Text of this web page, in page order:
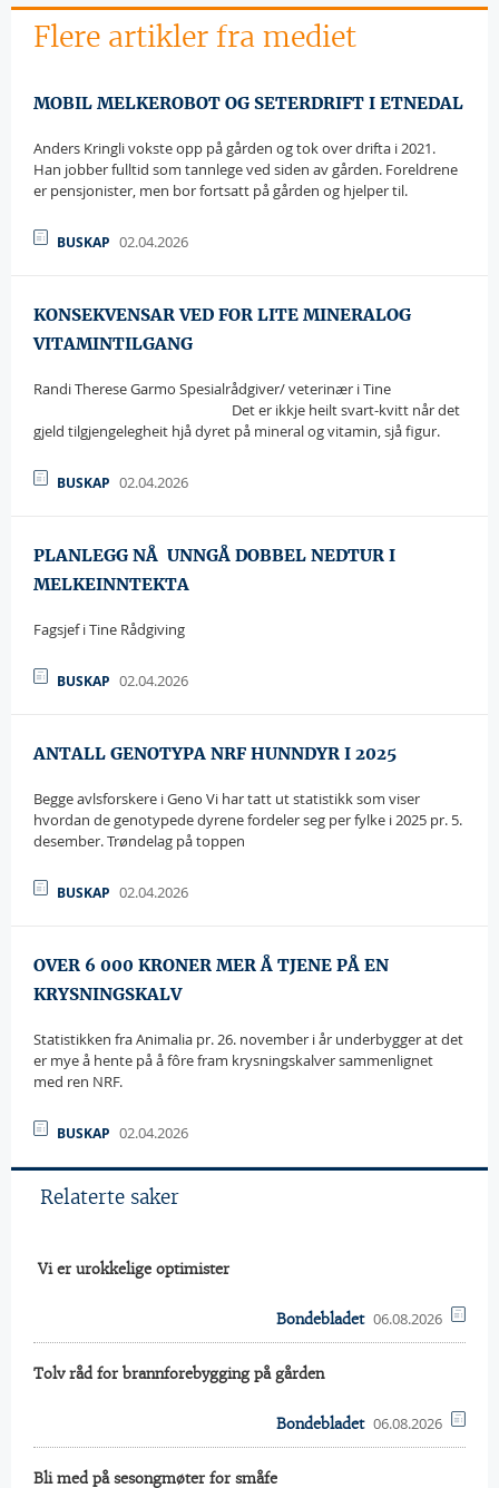
Flere artikler fra mediet
MOBIL MELKEROBOT OG SETERDRIFT I ETNEDAL
Anders Kringli vokste opp på gården og tok over drifta i 2021.
Han jobber fulltid som tannlege ved siden av gården. Foreldrene
er pensjonister, men bor fortsatt på gården og hjelper til.
BUSKAP 02.04.2026
KONSEKVENSAR VED FOR LITE MINERALOG
VITAMINTILGANG
Randi Therese Garmo Spesialrådgiver/ veterinær i Tine
Det er ikkje heilt svart-kvitt når det
gjeld tilgjengelegheit hjå dyret på mineral og vitamin, sjå figur.
BUSKAP 02.04.2026
PLANLEGG NÅ  UNNGÅ DOBBEL NEDTUR I
MELKEINNTEKTA
Fagsjef i Tine Rådgiving
BUSKAP 02.04.2026
ANTALL GENOTYPA NRF HUNNDYR I 2025
Begge avlsforskere i Geno Vi har tatt ut statistikk som viser
hvordan de genotypede dyrene fordeler seg per fylke i 2025 pr. 5.
desember. Trøndelag på toppen
BUSKAP 02.04.2026
OVER 6 000 KRONER MER Å TJENE PÅ EN
KRYSNINGSKALV
Statistikken fra Animalia pr. 26. november i år underbygger at det
er mye å hente på å fôre fram krysningskalver sammenlignet
med ren NRF.
BUSKAP 02.04.2026
Relaterte saker
 Vi er urokkelige optimister
Bondebladet 06.08.2026
Tolv råd for brannforebygging på gården
Bondebladet 06.08.2026
Bli med på sesongmøter for småfe